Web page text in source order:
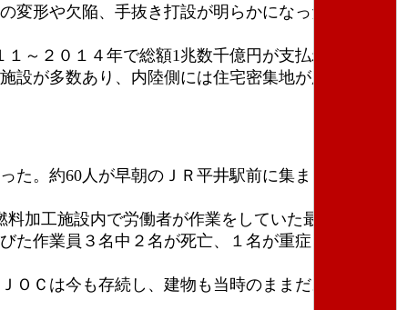
形や欠陥、手抜き打設が明らかになった。原電
～２０１４年で総額1兆数千億円が支払われてい
設が多数あり、内陸側には住宅密集地が広がって
。約60人が早朝のＪＲ平井駅前に集まり９時過
加工施設内で労働者が作業をしていた最中、ウラ
作業員３名中２名が死亡、１名が重症となった
Ｃは今も存続し、建物も当時のままだ。日本で